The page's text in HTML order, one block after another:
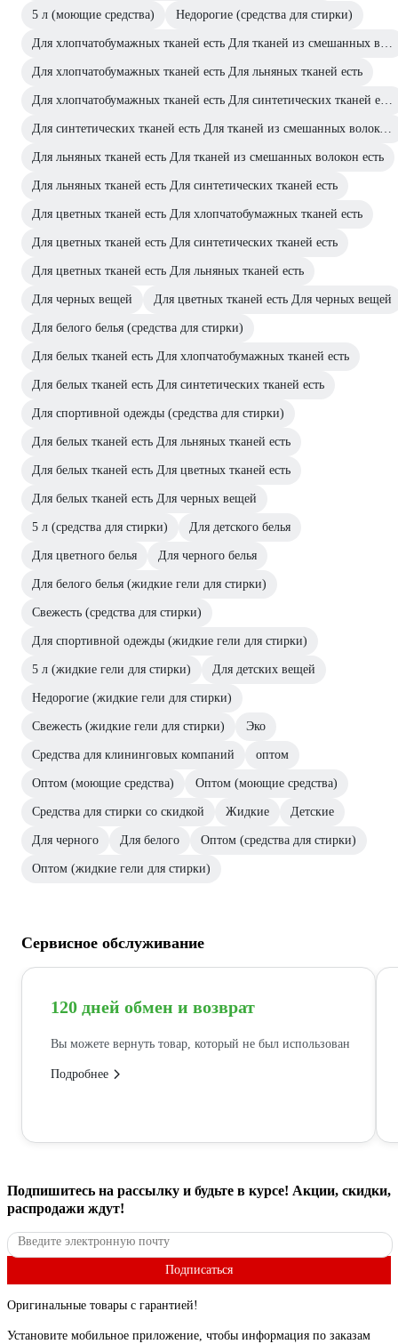
5 л (моющие средства) Недорогие (средства для стирки)
Для хлопчатобумажных тканей есть Для тканей из смешанных волокон есть
Для хлопчатобумажных тканей есть Для льняных тканей есть
Для хлопчатобумажных тканей есть Для синтетических тканей есть
Для синтетических тканей есть Для тканей из смешанных волокон есть
Для льняных тканей есть Для тканей из смешанных волокон есть
Для льняных тканей есть Для синтетических тканей есть
Для цветных тканей есть Для хлопчатобумажных тканей есть
Для цветных тканей есть Для синтетических тканей есть
Для цветных тканей есть Для льняных тканей есть
Для черных вещей Для цветных тканей есть Для черных вещей
Для белого белья (средства для стирки)
Для белых тканей есть Для хлопчатобумажных тканей есть
Для белых тканей есть Для синтетических тканей есть
Для спортивной одежды (средства для стирки)
Для белых тканей есть Для льняных тканей есть
Для белых тканей есть Для цветных тканей есть
Для белых тканей есть Для черных вещей
5 л (средства для стирки) Для детского белья
Для цветного белья Для черного белья
Для белого белья (жидкие гели для стирки)
Свежесть (средства для стирки)
Для спортивной одежды (жидкие гели для стирки)
5 л (жидкие гели для стирки) Для детских вещей
Недорогие (жидкие гели для стирки)
Свежесть (жидкие гели для стирки) Эко
Средства для клининговых компаний оптом
Оптом (моющие средства) Оптом (моющие средства)
Средства для стирки со скидкой Жидкие Детские
Для черного Для белого Оптом (средства для стирки)
Оптом (жидкие гели для стирки)
Сервисное обслуживание
120 дней обмен и возврат
Вы можете вернуть товар, который не был использован
Подробнее
Подпишитесь на рассылку и будьте в курсе! Акции, скидки,
распродажи ждут!
Подписаться
Оригинальные товары с гарантией!
Установите мобильное приложение, чтобы информация по заказам